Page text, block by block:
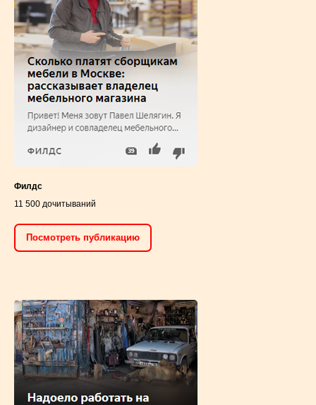
Филдс
11 500 дочитываний
Посмотреть публикацию